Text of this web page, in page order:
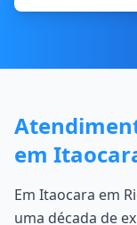
em
Em Itaocara em
uma década de